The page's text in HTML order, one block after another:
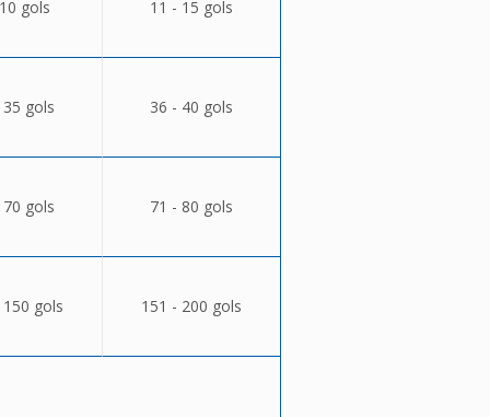
gols 11 - 15 gols
gols 36 - 40 gols
gols 71 - 80 gols
gols 151 - 200 gols